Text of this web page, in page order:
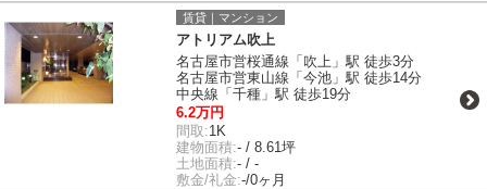
賃貸｜マンション
アトリアム吹上
名古屋市営桜通線「吹上」駅 徒歩3分
名古屋市営東山線「今池」駅 徒歩14分
中央線「千種」駅 徒歩19分
6.2万円
間取:1K
建物面積:- / 8.61坪
土地面積:- / -
敷金/礼金:-/0ヶ月